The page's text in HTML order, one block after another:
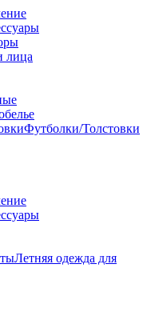
лица
Футболки/Толстовки
Летняя одежда для